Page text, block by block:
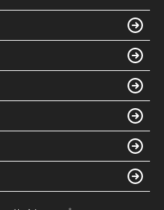
けております！
はこちらへお電話くださ